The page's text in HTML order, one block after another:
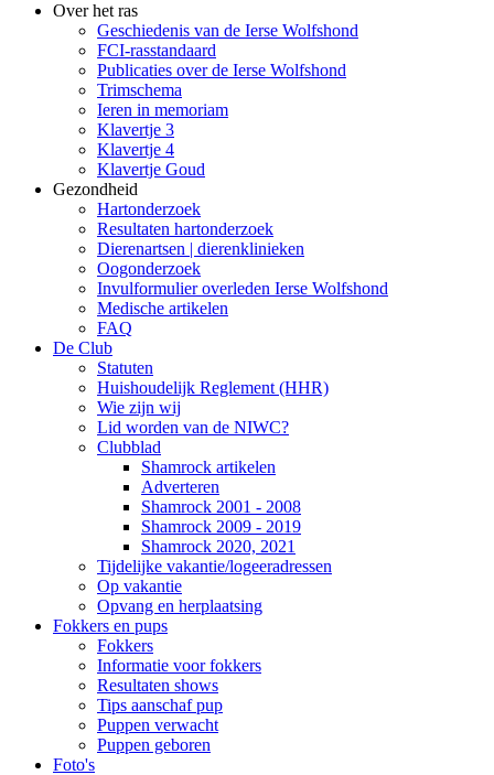
Over het ras
Geschiedenis van de Ierse Wolfshond
FCI-rasstandaard
Publicaties over de Ierse Wolfshond
Trimschema
Ieren in memoriam
Klavertje 3
Klavertje 4
Klavertje Goud
Gezondheid
Hartonderzoek
Resultaten hartonderzoek
Dierenartsen | dierenklinieken
Oogonderzoek
Invulformulier overleden Ierse Wolfshond
Medische artikelen
FAQ
De Club
Statuten
Huishoudelijk Reglement (HHR)
Wie zijn wij
Lid worden van de NIWC?
Clubblad
Shamrock artikelen
Adverteren
Shamrock 2001 - 2008
Shamrock 2009 - 2019
Shamrock 2020, 2021
Tijdelijke vakantie/logeeradressen
Op vakantie
Opvang en herplaatsing
Fokkers en pups
Fokkers
Informatie voor fokkers
Resultaten shows
Tips aanschaf pup
Puppen verwacht
Puppen geboren
Foto's